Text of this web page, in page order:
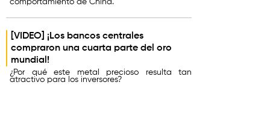
comportamiento de China.
[VIDEO] ¡Los bancos centrales
compraron una cuarta parte del oro
mundial!
¿Por qué este metal precioso resulta tan
atractivo para los inversores?